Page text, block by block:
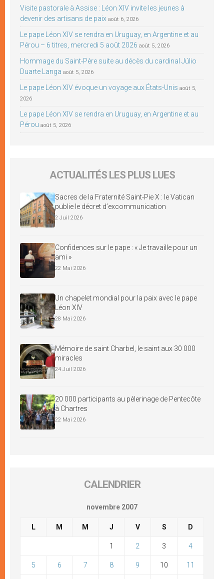
Visite pastorale à Assise : Léon XIV invite les jeunes à
devenir des artisans de paix août 6, 2026
Le pape Léon XIV se rendra en Uruguay, en Argentine et au
Pérou – 6 titres, mercredi 5 août 2026 août 5, 2026
Hommage du Saint-Père suite au décès du cardinal Júlio
Duarte Langa août 5, 2026
Le pape Léon XIV évoque un voyage aux États-Unis août 5,
2026
Le pape Léon XIV se rendra en Uruguay, en Argentine et au
Pérou août 5, 2026
ACTUALITÉS LES PLUS LUES
Sacres de la Fraternité Saint-Pie X : le Vatican
publie le décret d’excommunication
2 Juil 2026
Confidences sur le pape : « Je travaille pour un
ami »
22 Mai 2026
Un chapelet mondial pour la paix avec le pape
Léon XIV
28 Mai 2026
Mémoire de saint Charbel, le saint aux 30 000
miracles
24 Juil 2026
20 000 participants au pèlerinage de Pentecôte
à Chartres
22 Mai 2026
CALENDRIER
novembre 2007
L M M J V S D
1 2 3 4
5 6 7 8 9 10 11